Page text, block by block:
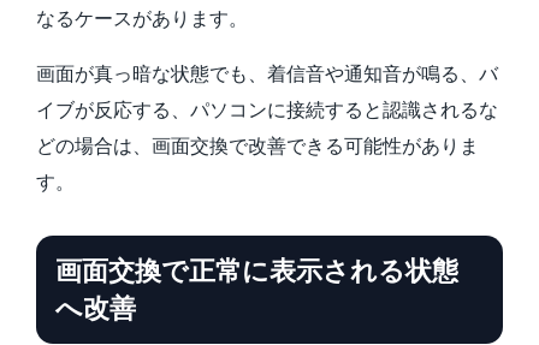
なるケースがあります。
画面が真っ暗な状態でも、着信音や通知音が鳴る、バ
イブが反応する、パソコンに接続すると認識されるな
どの場合は、画面交換で改善できる可能性がありま
す。
画面交換で正常に表示される状態
へ改善